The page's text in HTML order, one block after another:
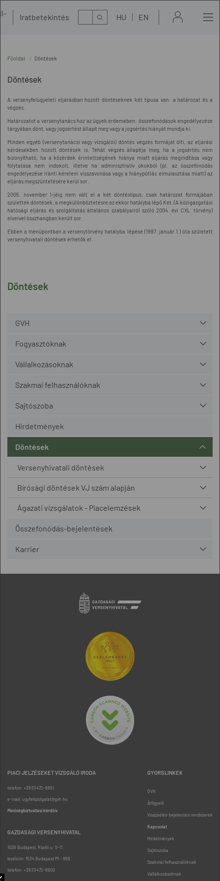
Iratbetekintés Kereső HU EN
Döntések
GVH
Fogyasztóknak
Vállalkozásoknak
Szakmai felhasználóknak
Sajtószoba
Hirdetmények
Döntések
Versenyhivatali döntések
Bírósági döntések VJ szám alapján
Ágazati vizsgálatok - Piacelemzések
Összefonódás-bejelentések
Karrier
Főoldal Döntések
Döntések
A versenyfelügyeleti eljárásban hozott döntéseknek két típusa van: a határozat és a
végzés.
Határozatot a versenytanács hoz az ügyek érdemében: összefonódások engedélyezése
tárgyában dönt, vagy jogsértést állapít meg vagy a jogsértés hiányát mondja ki.
Minden egyéb (versenytanácsi vagy vizsgálói) döntés végzés formáját ölti, az eljárási
kérdésekben hozott döntések is. Tehát végzés állapítja meg, ha a jogsértés nem
bizonyítható, ha a közérdek érintettségének hiánya miatt eljárás megindítása vagy
folytatása nem indokolt, illetve ha adminisztratív okokból (pl. az összefonódás
engedélyezése iránti kérelem visszavonása vagy a hiánypótlás elmulasztása miatt) az
eljárás megszüntetésére kerül sor.
2005. november 1-jéig nem vált el a két döntéstípus, csak határozat formájában
születtek döntések, a megkülönböztetésre az ekkor hatályba lépő Ket. (A közigazgatási
hatósági eljárás és szolgáltatás általános szabályairól szóló 2004. évi CXL. törvény)
elveivel összhangban került sor.
Ebben a menüpontban a versenytörvény hatályba lépése (1997. január 1.) óta született
versenyhivatali döntések érhetők el.
PIACI JELZÉSEKET VIZSGÁLÓ IRODA
telefon: +36 (1) 472-8851
e-mail: ugyfelszolgalat@gvh.hu
Minőségbiztosítási kérdőív
GAZDASÁGI VERSENYHIVATAL
1026 Budapest, Riadó u. 5-11.
levélcím: 1534 Budapest Pf.: 958
telefon: +36 (1) 472-8900
GYORSLINKEK
GVH
Árfigyelő
Visszaélés-bejelentési rendszerek
Kapcsolat
Hirdetmények
Sajtószoba
Szakmai felhasználóknak
Vállalkozásoknak